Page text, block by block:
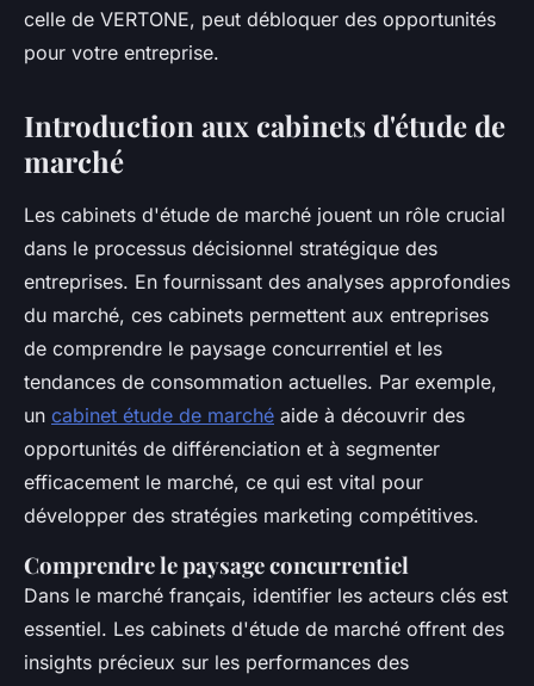
celle de VERTONE, peut débloquer des opportunités
pour votre entreprise.
Introduction aux cabinets d'étude de
marché
Les cabinets d'étude de marché jouent un rôle crucial
dans le processus décisionnel stratégique des
entreprises. En fournissant des analyses approfondies
du marché, ces cabinets permettent aux entreprises
de comprendre le paysage concurrentiel et les
tendances de consommation actuelles. Par exemple,
un cabinet étude de marché aide à découvrir des
opportunités de différenciation et à segmenter
efficacement le marché, ce qui est vital pour
développer des stratégies marketing compétitives.
Comprendre le paysage concurrentiel
Dans le marché français, identifier les acteurs clés est
essentiel. Les cabinets d'étude de marché offrent des
insights précieux sur les performances des